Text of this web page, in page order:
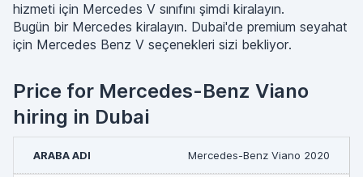
hizmeti için Mercedes V sınıfını şimdi kiralayın.
Bugün bir Mercedes kiralayın. Dubai'de premium seyahat
için Mercedes Benz V seçenekleri sizi bekliyor.
Price for Mercedes-Benz Viano
hiring in Dubai
Mercedes-Benz Viano 2020